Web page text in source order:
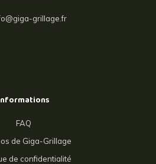
grillage.fr
FAQ
de Giga-Grillage
de confidentialité